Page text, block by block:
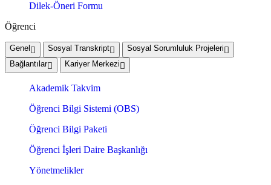
Dilek-Öneri Formu
Öğrenci
Genel Sosyal Transkript
Sosyal Sorumluluk Projeleri
Bağlantılar
Kariyer Merkezi
Akademik Takvim
Öğrenci Bilgi Sistemi (OBS)
Öğrenci Bilgi Paketi
Öğrenci İşleri Daire Başkanlığı
Yönetmelikler